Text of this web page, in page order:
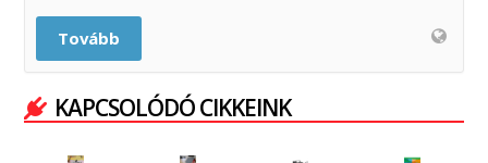
Tovább
KAPCSOLÓDÓ CIKKEINK